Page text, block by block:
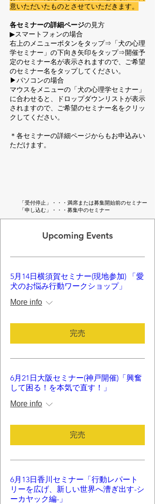
意いただいたものとさせていただきます。
各セミナーの詳細ページの見方
▶スマートフォンの場合
右上のメニューボタンをタップ⇒「犬の心理
学セミナー」の下向き矢印をタップ⇒開催予
定のセミナー名が表示されますので、ご希望
のセミナー名をタップしてください。
▶パソコンの場合
マウスをメニューの「犬の心理学セミナー」
に合わせると、ドロップダウンリストが表示
されますので、ご希望のセミナー名をクリッ
クしてください。
＊各セミナーの詳細ページからもお申込みい
ただけます。
「受付停止」・・・満席または募集開始前のセミナー
「申し込む」・・・募集中のセミナー
Upcoming Events
5月14日横須賀セミナー(現地参加) 「愛
犬のお悩み行動ワークショップ」
More info
完売
6月21日大阪セミナー(神戸開催)「興奮
して困る！を本気で直す！」
More info
完売
6月13日香川セミナー「行動レパート
リーを広げ、新しい世界へ漕ぎ出す-シ
ーカヤック編-」